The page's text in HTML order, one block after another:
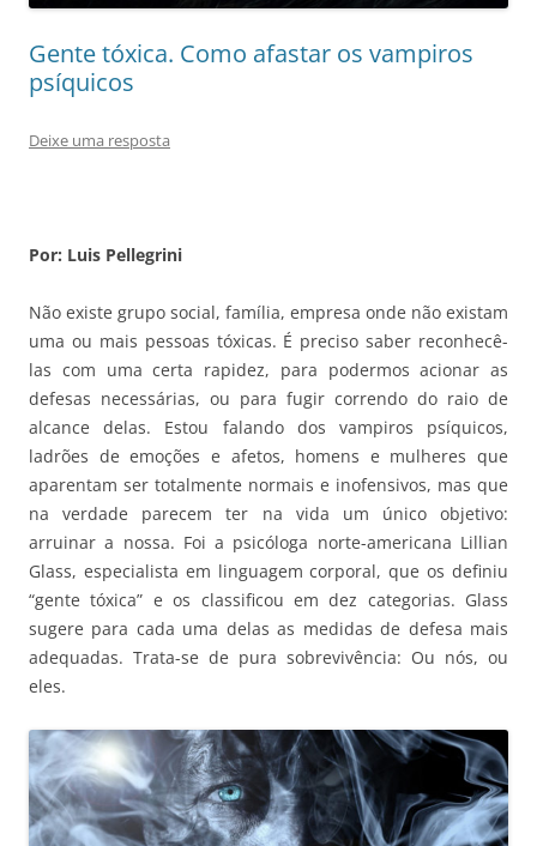
Gente tóxica. Como afastar os vampiros
psíquicos
Deixe uma resposta
Por: Luis Pellegrini
Não existe grupo social, família, empresa onde não existam
uma ou mais pessoas tóxicas. É preciso saber reconhecê-
las com uma certa rapidez, para podermos acionar as
defesas necessárias, ou para fugir correndo do raio de
alcance delas. Estou falando dos vampiros psíquicos,
ladrões de emoções e afetos, homens e mulheres que
aparentam ser totalmente normais e inofensivos, mas que
na verdade parecem ter na vida um único objetivo:
arruinar a nossa. Foi a psicóloga norte-americana Lillian
Glass, especialista em linguagem corporal, que os definiu
“gente tóxica” e os classificou em dez categorias. Glass
sugere para cada uma delas as medidas de defesa mais
adequadas. Trata-se de pura sobrevivência: Ou nós, ou
eles.